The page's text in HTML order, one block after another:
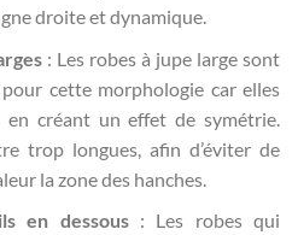
droite et dynamique.
: Les robes à jupe large sont
cette morphologie car elles
en créant un effet de symétrie.
trop longues, afin d’éviter de
la zone des hanches.
en dessous: Les robes qui